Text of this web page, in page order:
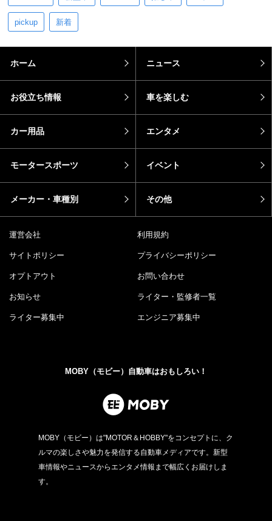
pickup 新着
ホーム ニュース
お役立ち情報 車を楽しむ
カー用品 エンタメ
モータースポーツ イベント
メーカー・車種別 その他
運営会社 利用規約
サイトポリシー プライバシーポリシー
オプトアウト お問い合わせ
お知らせ ライター・監修者一覧
ライター募集中 エンジニア募集中
MOBY（モビー）自動車はおもしろい！
MOBY（モビー）は"MOTOR＆HOBBY"をコンセプトに、ク
ルマの楽しさや魅力を発信する自動車メディアです。新型
車情報やニュースからエンタメ情報まで幅広くお届けしま
す。